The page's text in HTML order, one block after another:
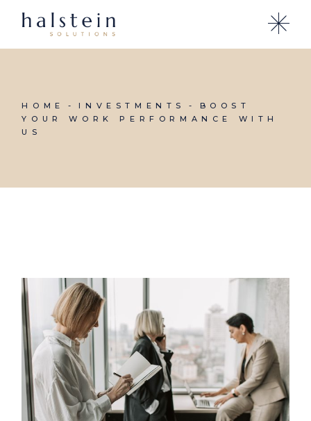
HOME INVESTMENTS
BOOST
YOUR WORK PERFORMANCE WITH
US